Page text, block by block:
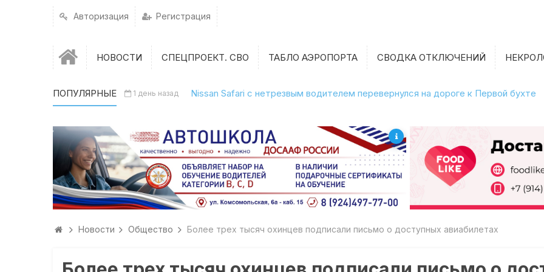
Авторизация Регистрация
НОВОСТИ СПЕЦПРОЕКТ. СВО ТАБЛО АЭРОПОРТА СВОДКА ОТКЛЮЧЕНИЙ
ПОПУЛЯРНЫЕ 1 день назад Nissan Safari с нетрезвым водителем перевернулся на дороге к Первой бухте
Новости Общество Более трех тысяч охинцев подписали письмо о доступных авиабилетах